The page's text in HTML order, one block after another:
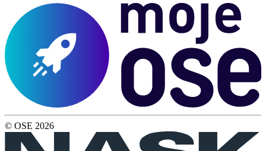
© OSE 2026